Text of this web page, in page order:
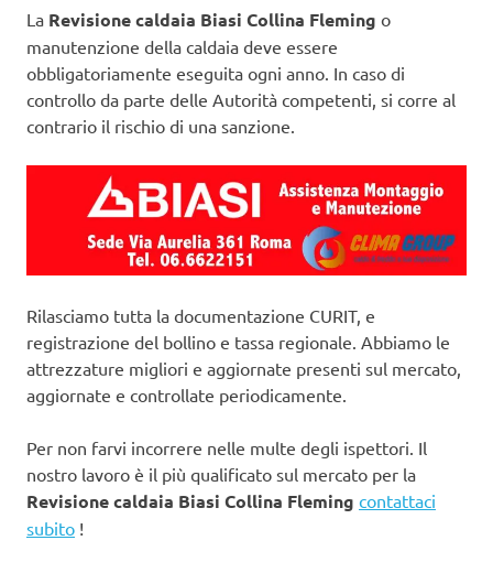
La Revisione caldaia Biasi Collina Fleming o
manutenzione della caldaia deve essere
obbligatoriamente eseguita ogni anno. In caso di
controllo da parte delle Autorità competenti, si corre al
contrario il rischio di una sanzione.
Rilasciamo tutta la documentazione CURIT, e
registrazione del bollino e tassa regionale. Abbiamo le
attrezzature migliori e aggiornate presenti sul mercato,
aggiornate e controllate periodicamente.
Per non farvi incorrere nelle multe degli ispettori. Il
nostro lavoro è il più qualificato sul mercato per la
Revisione caldaia Biasi Collina Fleming contattaci
subito !